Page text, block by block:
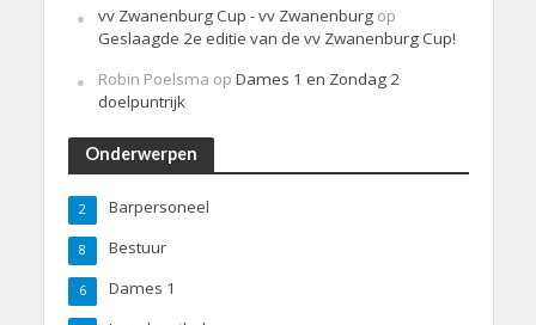
vv Zwanenburg Cup - vv Zwanenburgop
Geslaagde 2e editie van de vv Zwanenburg Cup!
Robin Poelsma op Dames 1 en Zondag 2
doelpuntrijk
Onderwerpen
Barpersoneel
2
Bestuur
8
Dames 1
6